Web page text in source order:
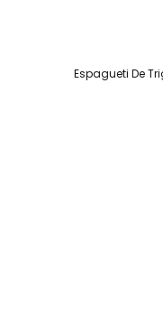
Espagueti De